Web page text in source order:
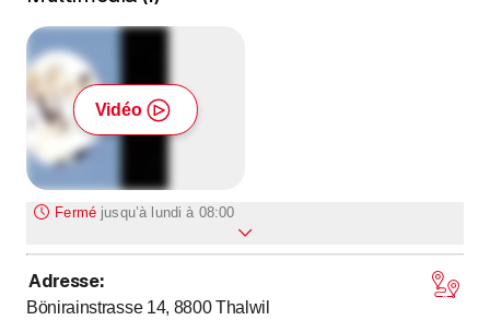
Vidéo
Fermé jusqu’à lundi à 08:00
Lundi jusqu’à
30
Mardi
Adresse:
Bönirainstrasse 14, 8800 Thalwil